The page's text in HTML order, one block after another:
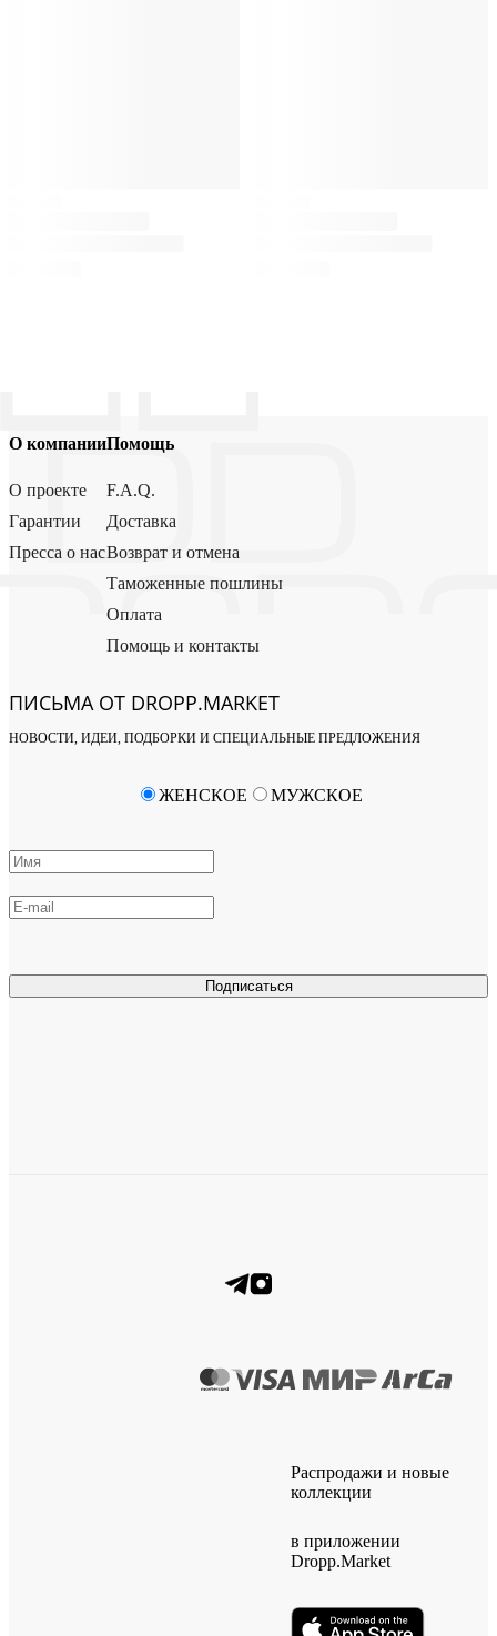
О компании
О проекте
Гарантии
Пресса о нас
Помощь
F.A.Q.
Доставка
Возврат и отмена
Таможенные пошлины
Оплата
Помощь и контакты
ПИСЬМА ОТ DROPP.MARKET
НОВОСТИ, ИДЕИ, ПОДБОРКИ И СПЕЦИАЛЬНЫЕ ПРЕДЛОЖЕНИЯ
Подписаться
ЖЕНСКОЕ МУЖСКОЕ
Распродажи и новые
коллекции
в приложении
Dropp.Market